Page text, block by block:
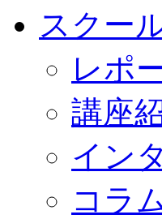
スクー
レポ
講座
イン
コラ